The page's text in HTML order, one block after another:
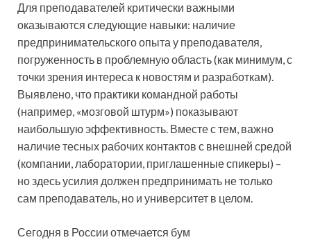
Для преподавателей критически важными
оказываются следующие навыки: наличие
предпринимательского опыта у преподавателя,
погруженность в проблемную область (как минимум, с
точки зрения интереса к новостям и разработкам).
Выявлено, что практики командной работы
(например, «мозговой штурм») показывают
наибольшую эффективность. Вместе с тем, важно
наличие тесных рабочих контактов с внешней средой
(компании, лаборатории, приглашенные спикеры) –
но здесь усилия должен предпринимать не только
сам преподаватель, но и университет в целом.
Сегодня в России отмечается бум